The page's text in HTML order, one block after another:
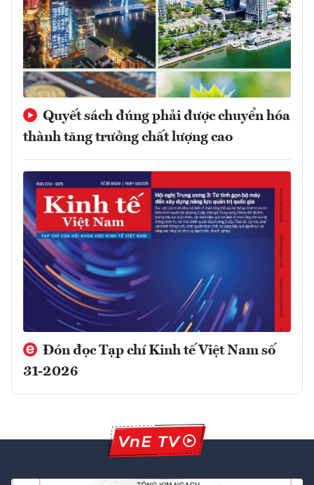
Quyết sách đúng phải được chuyển hóa
thành tăng trưởng chất lượng cao
Đón đọc Tạp chí Kinh tế Việt Nam số
31-2026